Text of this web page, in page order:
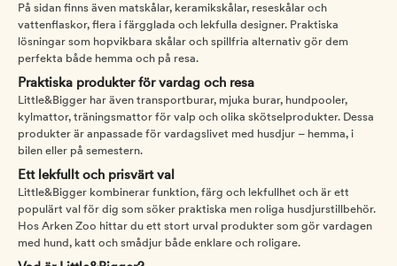
På sidan finns även matskålar, keramikskålar, reseskålar och
vattenflaskor, flera i färgglada och lekfulla designer. Praktiska
lösningar som hopvikbara skålar och spillfria alternativ gör dem
perfekta både hemma och på resa.
Praktiska produkter för vardag och resa
Little&Bigger har även transportburar, mjuka burar, hundpooler,
kylmattor, träningsmattor för valp och olika skötselprodukter. Dessa
produkter är anpassade för vardagslivet med husdjur – hemma, i
bilen eller på semestern.
Ett lekfullt och prisvärt val
Little&Bigger kombinerar funktion, färg och lekfullhet och är ett
populärt val för dig som söker praktiska men roliga husdjurstillbehör.
Hos Arken Zoo hittar du ett stort urval produkter som gör vardagen
med hund, katt och smådjur både enklare och roligare.